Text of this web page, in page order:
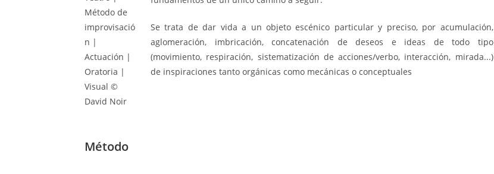
Se trata de dar vida a un objeto escénico particular y preciso, por acumulación,
aglomeración, imbricación, concatenación de deseos e ideas de todo tipo
(movimiento, respiración, sistematización de acciones/verbo, interacción, mirada...)
de inspiraciones tanto orgánicas como mecánicas o conceptuales
Método